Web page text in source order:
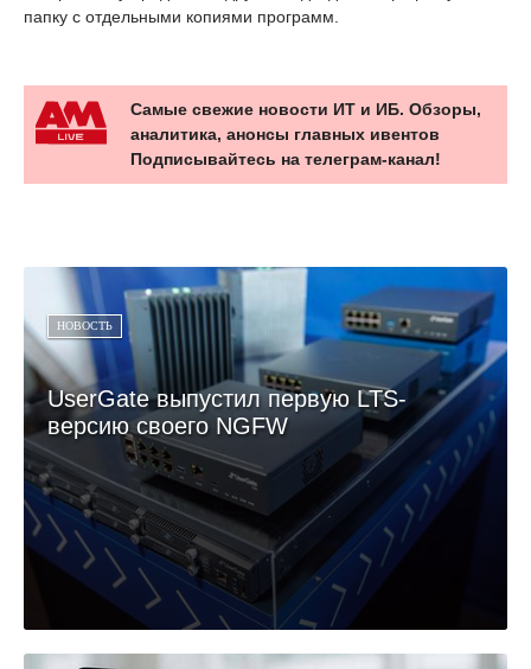
папку с отдельными копиями программ.
Самые свежие новости ИТ и ИБ. Обзоры,
аналитика, анонсы главных ивентов
Подписывайтесь на телеграм-канал!
НОВОСТЬ
UserGate выпустил первую LTS-
версию своего NGFW